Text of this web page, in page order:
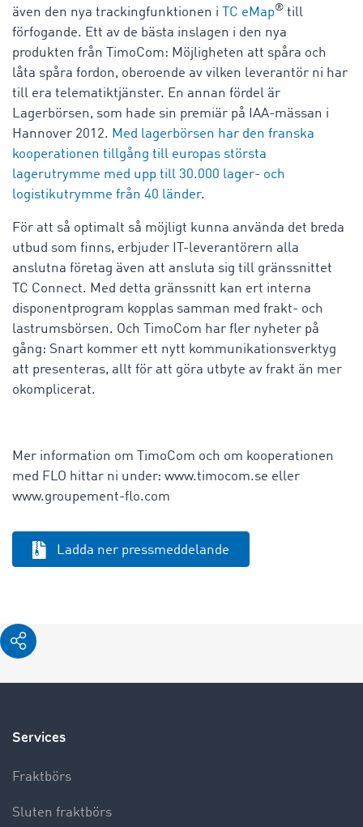
även den nya trackingfunktionen i
TC eMap® till
förfogande. Ett av de bästa inslagen i den nya
produkten från TimoCom: Möjligheten att spåra och
låta spåra fordon, oberoende av vilken leverantör ni har
till era telematiktjänster. En annan fördel är
Lagerbörsen, som hade sin premiär på IAA-mässan i
Hannover 2012. Med lagerbörsen har den franska
kooperationen tillgång till europas största
lagerutrymme med upp till 30.000 lager- och
logistikutrymme från 40 länder.
För att så optimalt så möjligt kunna använda det breda
utbud som finns, erbjuder IT-leverantörern alla
anslutna företag även att ansluta sig till gränssnittet
TC Connect. Med detta gränssnitt kan ert interna
disponentprogram kopplas samman med frakt- och
lastrumsbörsen. Och TimoCom har fler nyheter på
gång: Snart kommer ett nytt kommunikationsverktyg
att presenteras, allt för att göra utbyte av frakt än mer
okomplicerat.
Mer information om TimoCom och om kooperationen
med FLO hittar ni under: www.timocom.se eller
www.groupement-flo.com
Ladda ner pressmeddelande
Services
Fraktbörs
Sluten fraktbörs